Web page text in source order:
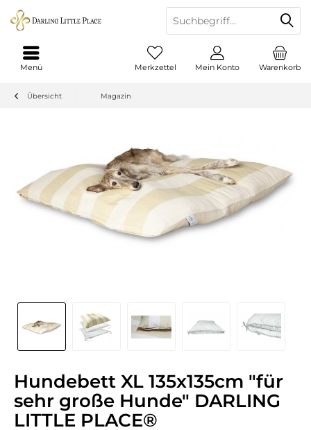
Menü Warenkorb
Merkzettel Mein Konto
Übersicht Magazin
Hundebett XL 135x135cm "für
sehr große Hunde" DARLING
LITTLE PLACE®